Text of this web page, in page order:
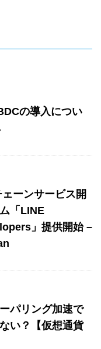
の導入につい
ーンサービス開
「LINE
」提供開始 –
パリング加速で
い？【仮想通貨